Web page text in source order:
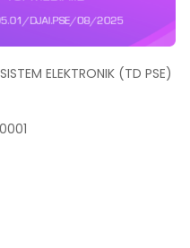
ELEKTRONIK (TD PSE)